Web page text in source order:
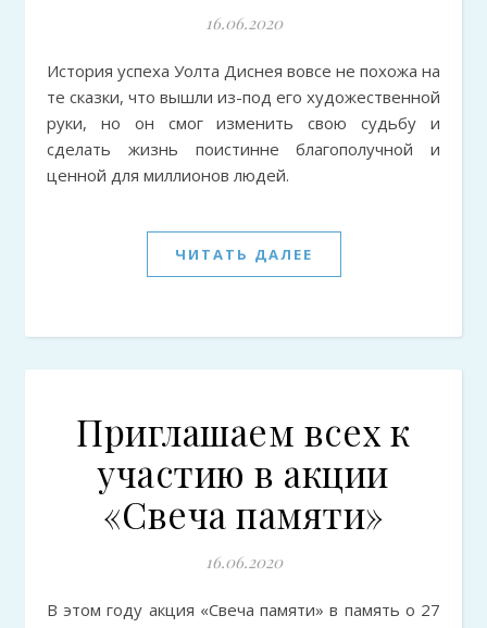
16.06.2020
История успеха Уолта Диснея вовсе не похожа на
те сказки, что вышли из-под его художественной
руки, но он смог изменить свою судьбу и
сделать жизнь поистинне благополучной и
ценной для миллионов людей.
ЧИТАТЬ ДАЛЕЕ
Приглашаем всех к
участию в акции
«Свеча памяти»
16.06.2020
В этом году акция «Свеча памяти» в память о 27